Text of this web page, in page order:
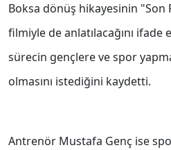
Boksa dönüş hikayesinin "Son
filmiyle de anlatılacağını ifade
sürecin gençlere ve spor
olmasını istediğini kaydetti.
Antrenör Mustafa Genç ise